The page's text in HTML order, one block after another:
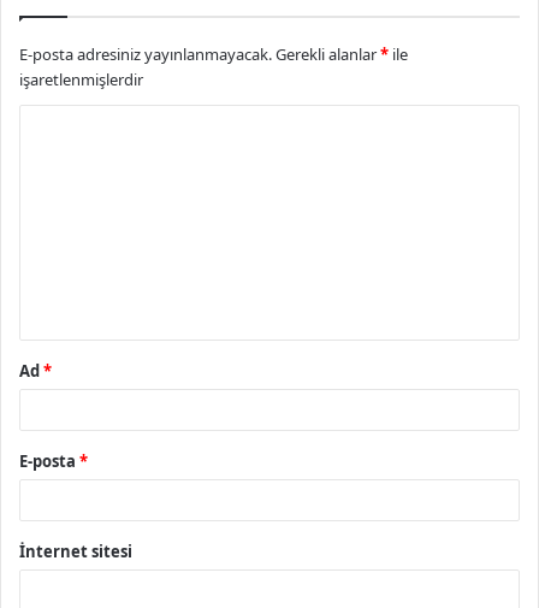
E-posta adresiniz yayınlanmayacak.Gerekli alanlar* ile
işaretlenmişlerdir
Ad*
E-posta *
İnternet sitesi